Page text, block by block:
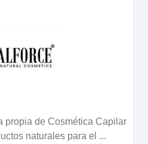
propia de Cosmética Capilar
naturales para el ...